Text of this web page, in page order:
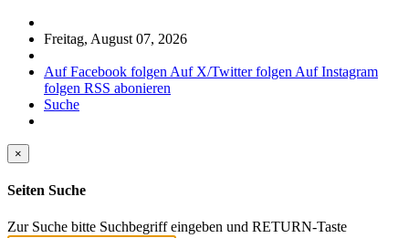
Freitag, August 07, 2026
Auf Facebook folgen Auf X/Twitter folgen Auf Instagram
folgen RSS abonieren
Suche
×
Seiten Suche
Zur Suche bitte Suchbegriff eingeben und RETURN-Taste